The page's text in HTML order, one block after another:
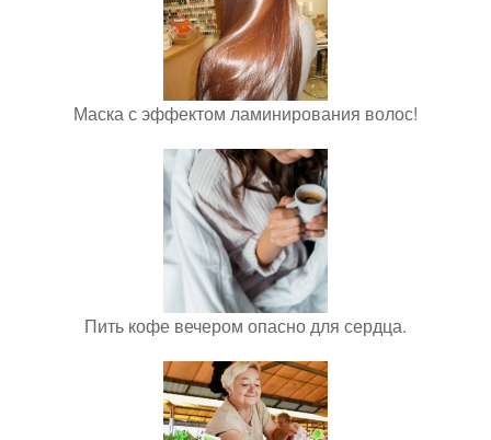
Маска с эффектом ламинирования волос!
Пить кофе вечером опасно для сердца.